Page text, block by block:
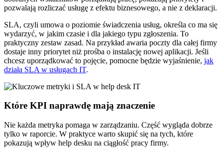
pozwalają rozliczać usługę z efektu biznesowego, a nie z deklaracji.
SLA, czyli umowa o poziomie świadczenia usług, określa co ma się
wydarzyć, w jakim czasie i dla jakiego typu zgłoszenia. To
praktyczny zestaw zasad. Na przykład awaria poczty dla całej firmy
dostaje inny priorytet niż prośba o instalację nowej aplikacji. Jeśli
chcesz uporządkować to pojęcie, pomocne będzie wyjaśnienie, jak
działa SLA w usługach IT.
Które KPI naprawdę mają znaczenie
Nie każda metryka pomaga w zarządzaniu. Część wygląda dobrze
tylko w raporcie. W praktyce warto skupić się na tych, które
pokazują wpływ help desku na ciągłość pracy firmy.